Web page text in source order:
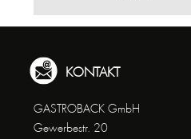
KONTAKT
GASTROBACK GmbH
Gewerbestr. 20